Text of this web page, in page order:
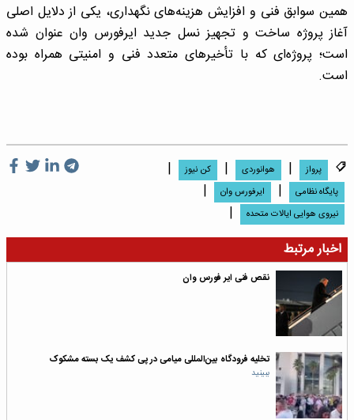
همین سوابق فنی و افزایش هزینه‌های نگهداری، یکی از دلایل اصلی
آغاز پروژه ساخت و تجهیز نسل جدید ایرفورس وان عنوان شده
است؛ پروژه‌ای که با تأخیرهای متعدد فنی و امنیتی همراه بوده
است.
پرواز | هوانوردی | کن نیوز |
پایگاه نظامی | ایرفورس وان |
نیروی هوایی ایالات متحده
|
اخبار مرتبط
نقص فنی ایر فورس وان
تخلیه فرودگاه بین‌المللی میامی در پی کشف یک بسته مشکوک
ببینید